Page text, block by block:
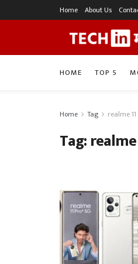
Home About Us
HOME TOP 5
Home Tag realme
Tag: